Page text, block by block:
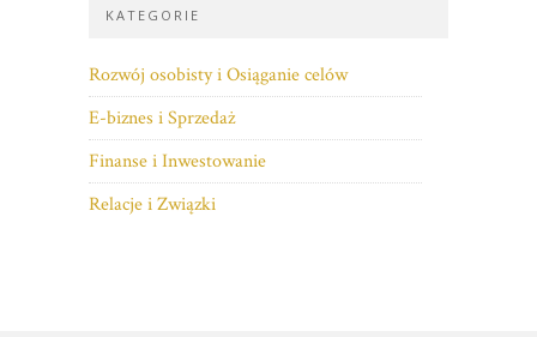
KATEGORIE
Rozwój osobisty i Osiąganie celów
E-biznes i Sprzedaż
Finanse i Inwestowanie
Relacje i Związki